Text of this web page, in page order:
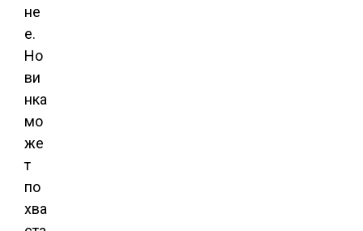
не
е.
Но
ви
нка
мо
же
т
по
хва